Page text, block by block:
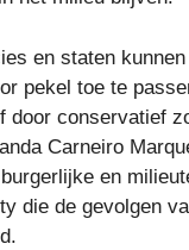
en staten
pekel toe te
door conservatief
Carneiro
en
die de gevolgen